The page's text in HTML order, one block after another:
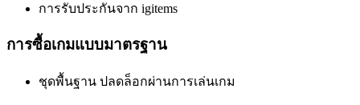
การรับประกันจาก igitems
การซื้อเกมแบบมาตรฐาน
ชุดพื้นฐาน ปลดล็อกผ่านการเล่นเกม